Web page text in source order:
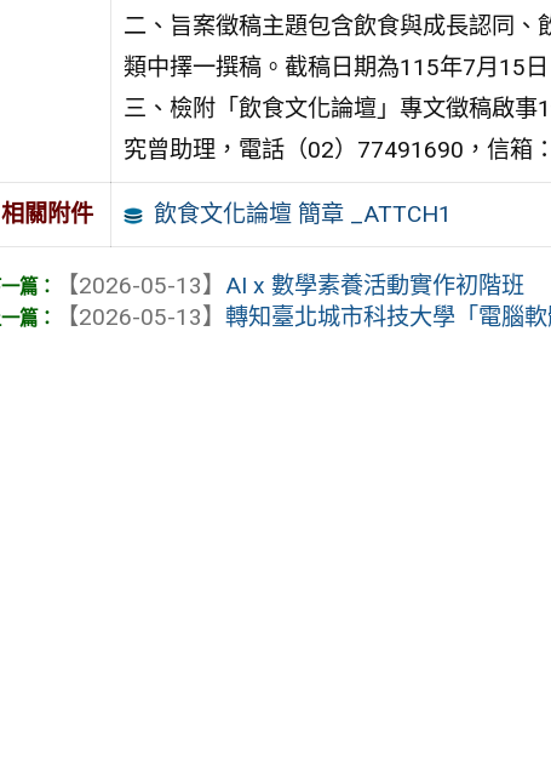
二、旨案徵稿主題包含飲食與成長認同
類中擇一撰稿。截稿日期為115年7月15日
三、檢附「飲食文化論壇」專文徵稿啟
究曾助理，電話（02）77491690，信箱
相關附件 飲食文化論壇 簡章 _ATTCH1
【2026-05-13】 AI x 數學素養活動實作初階班
【2026-05-13】轉知臺北城市科技大學「電腦軟